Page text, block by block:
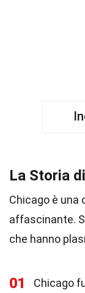
La Storia
Chicago è una
affascinante.
che hanno
01
Chicago